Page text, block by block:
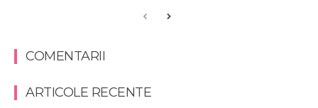
COMENTARII
ARTICOLE RECENTE